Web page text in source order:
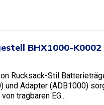
BHX1000-K0002
Rucksack-Stil
und Adapter (ADB1000)
tragbaren EG...